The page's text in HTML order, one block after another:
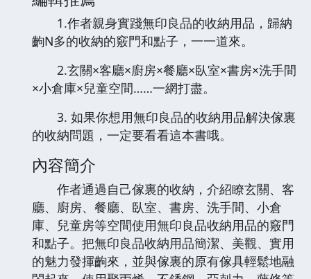
1.作者親身實踐無印良品的收納用品，歸納
齣N多的收納的竅門和點子，一一道來。
2.玄關×客廳×廚房×餐廳×臥室×書房×洗手間
×小倉庫×兒童空間……一網打盡。
3. 如果你想用無印良品的收納用品解決傢裏
的收納問題，一定要看看這本書哦。
內容簡介
作者通過自己傢裏的收納，介紹瞭玄關、客
廳、廚房、餐廳、臥室、書房、洗手間、小倉
庫、兒童房等空間使用無印良品收納用品的竅門
和點子。把無印良品收納用品簡潔、美觀、實用
的魅力發揮齣來，並與傢裏的原有傢具輕鬆地融